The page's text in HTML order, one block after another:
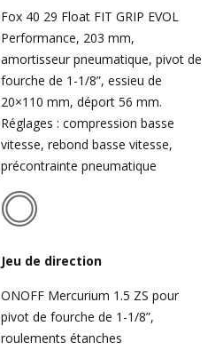
Fox 40 29 Float FIT GRIP EVOL
Performance, 203 mm,
amortisseur pneumatique, pivot de
fourche de 1-1/8”, essieu de
20×110 mm, déport 56 mm.
Réglages : compression basse
vitesse, rebond basse vitesse,
précontrainte pneumatique
Jeu de direction
ONOFF Mercurium 1.5 ZS pour
pivot de fourche de 1-1/8”,
roulements étanches